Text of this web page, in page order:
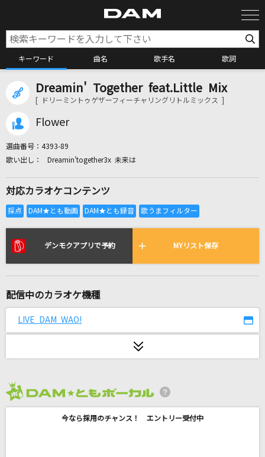
キーワード 曲名 歌手名 歌詞
カラオケ検索
全国りれき
リアルタイムで歌われている曲の一覧
mao
爆裂愛してる
BLUE ENCOUNT
ラピスラズリ
Dreamin' Together feat.Little Mix
[ ドリーミントゥゲザーフィーチャリングリトルミックス ]
Flower
選曲番号： 4393-89
Dreamin'together3x 未来は
対応カラオケコンテンツ
デンモクアプリで予約 MYリスト保存
配信中のカラオケ機種
LIVE DAM WAO!
今なら採用のチャンス！ エントリー受付中